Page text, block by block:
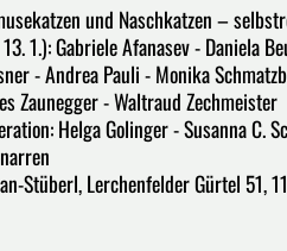
und Naschkatzen –
1.): Gabriele Afanasev - Daniela
- Andrea Pauli - Monika
Zaunegger - Waltraud Zechmeister
Helga Golinger - Susanna C.
Stüberl, Lerchenfelder Gürtel 51,